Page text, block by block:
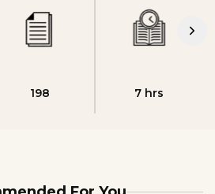
198 7 hrs